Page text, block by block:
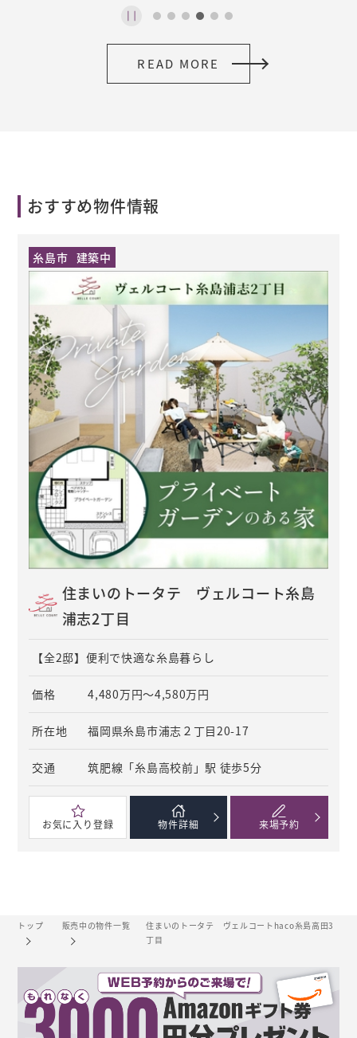
READ MORE
おすすめ物件情報
糸島市 建築中
住まいのトータテ ヴェルコート糸島
浦志2丁目
【全2邸】便利で快適な糸島暮らし
価格 4,480万円～4,580万円
所在地 福岡県糸島市浦志２丁目20-17
交通 筑肥線「糸島高校前」駅 徒歩5分
来場予約
物件詳細
お気に 入り登録
トップ 販売中の物件一覧
住まいのトータテ ヴェルコートhaco糸島高田3
丁目